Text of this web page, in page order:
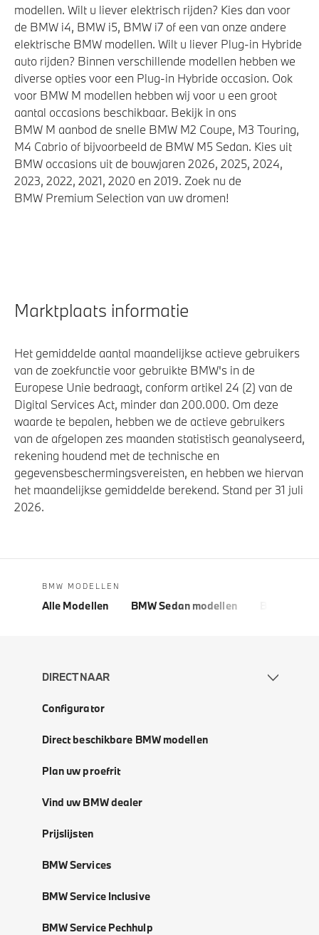
modellen. Wilt u liever elektrisch rijden? Kies dan voor
de BMW i4, BMW i5, BMW i7 of een van onze andere
elektrische BMW modellen. Wilt u liever Plug-in Hybride
auto rijden? Binnen verschillende modellen hebben we
diverse opties voor een Plug-in Hybride occasion. Ook
voor BMW M modellen hebben wij voor u een groot
aantal occasions beschikbaar. Bekijk in ons
BMW M aanbod de snelle BMW M2 Coupe, M3 Touring,
M4 Cabrio of bijvoorbeeld de BMW M5 Sedan. Kies uit
BMW occasions uit de bouwjaren 2026, 2025, 2024,
2023, 2022, 2021, 2020 en 2019. Zoek nu de
BMW Premium Selection van uw dromen!
Marktplaats informatie
Het gemiddelde aantal maandelijkse actieve gebruikers
van de zoekfunctie voor gebruikte BMW's in de
Europese Unie bedraagt, conform artikel 24 (2) van de
Digital Services Act, minder dan 200.000. Om deze
waarde te bepalen, hebben we de actieve gebruikers
van de afgelopen zes maanden statistisch geanalyseerd,
rekening houdend met de technische en
gegevensbeschermingsvereisten, en hebben we hiervan
het maandelijkse gemiddelde berekend. Stand per 31 juli
2026.
BMW MODELLEN
Alle Modellen BMW Sedan modellen
DIRECT NAAR
Configurator
Direct beschikbare BMW modellen
Plan uw proefrit
Vind uw BMW dealer
Prijslijsten
BMW Services
BMW Service Inclusive
BMW Service Pechhulp